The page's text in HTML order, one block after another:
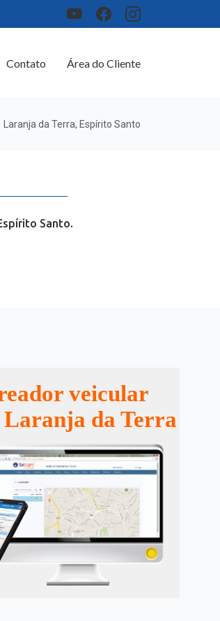
Contato Área do Cliente
Laranja da Terra, Espírito Santo
Santo.
veicular
da Terra